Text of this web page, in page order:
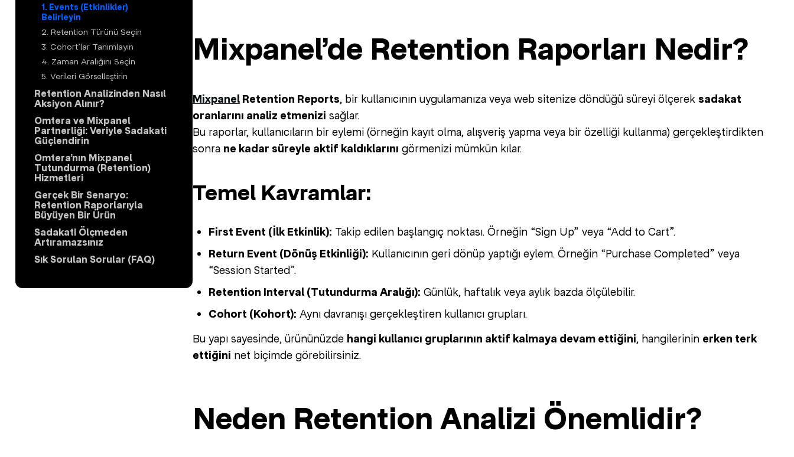
1. Events (Etkinlikler)
Belirleyin
2. Retention Türünü Seçin
3. Cohort’lar Tanımlayın
4. Zaman Aralığını Seçin
5. Verileri Görselleştirin
Retention Analizinden Nasıl
Aksiyon Alınır?
Omtera ve Mixpanel
Partnerliği: Veriyle Sadakati
Güçlendirin
Omtera’nın Mixpanel
Tutundurma (Retention)
Hizmetleri
Gerçek Bir Senaryo:
Retention Raporlarıyla
Büyüyen Bir Ürün
Sadakati Ölçmeden
Artıramazsınız
Sık Sorulan Sorular (FAQ)
Mixpanel’de Retention Raporları Nedir?
Mixpanel Retention Reports, bir kullanıcının uygulamanıza veya web sitenize döndüğü süreyi ölçerek sadakat
oranlarını analiz etmenizi sağlar.
Bu raporlar, kullanıcıların bir eylemi (örneğin kayıt olma, alışveriş yapma veya bir özelliği kullanma) gerçekleştirdikten
sonra ne kadar süreyle aktif kaldıklarını görmenizi mümkün kılar.
Temel Kavramlar:
First Event (İlk Etkinlik): Takip edilen başlangıç noktası. Örneğin “Sign Up” veya “Add to Cart”.
Return Event (Dönüş Etkinliği): Kullanıcının geri dönüp yaptığı eylem. Örneğin “Purchase Completed” veya
“Session Started”.
Retention Interval (Tutundurma Aralığı): Günlük, haftalık veya aylık bazda ölçülebilir.
Cohort (Kohort): Aynı davranışı gerçekleştiren kullanıcı grupları.
Bu yapı sayesinde, ürününüzde hangi kullanıcı gruplarının aktif kalmaya devam ettiğini, hangilerinin erken terk
ettiğini net biçimde görebilirsiniz.
Neden Retention Analizi Önemlidir?